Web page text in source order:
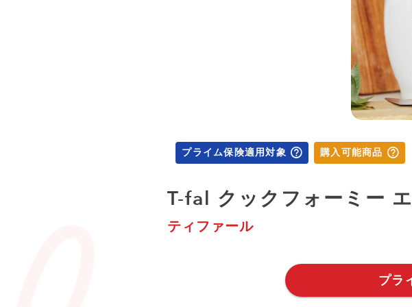
プライム保険適用対象 購入可能商品
T-fal クックフォーミー
ティファール
プラ